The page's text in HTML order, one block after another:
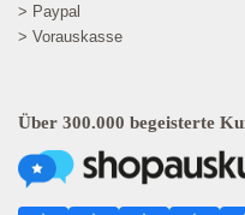
> Paypal
> Vorauskasse
Über 300.000 begeisterte